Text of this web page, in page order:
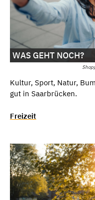
WAS GEHT NOCH?
Kultur, Sport, Natur,
gut in Saarbrücken.
Freizeit